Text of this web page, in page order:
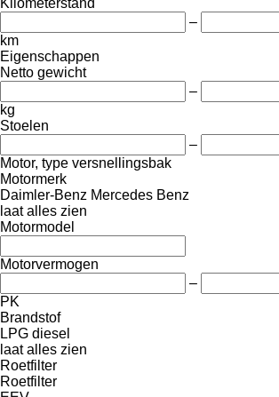
–
km
Eigenschappen
Netto gewicht
–
kg
Stoelen
–
Motor, type versnellingsbak
Motormerk
Daimler-Benz Mercedes Benz
laat alles zien
Motormodel
Motorvermogen
–
PK
Brandstof
LPG diesel
laat alles zien
Roetfilter
Roetfilter